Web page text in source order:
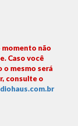
momento não
Caso você
o mesmo será
consulte o